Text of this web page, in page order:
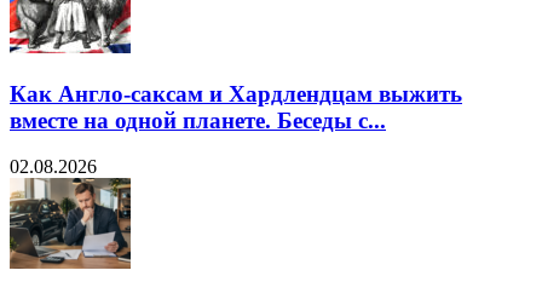
Как Англо-саксам и Хардлендцам выжить
вместе на одной планете. Беседы с...
02.08.2026